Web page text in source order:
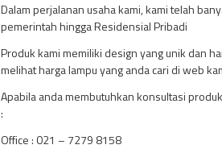
Dalam perjalanan usaha kami, kami telah
pemerintah hingga Residensial Pribadi
Produk kami memiliki design yang unik dan
melihat harga lampu yang anda cari di web
Apabila anda membutuhkan konsultasi
:
Office : 021 – 7279 8158